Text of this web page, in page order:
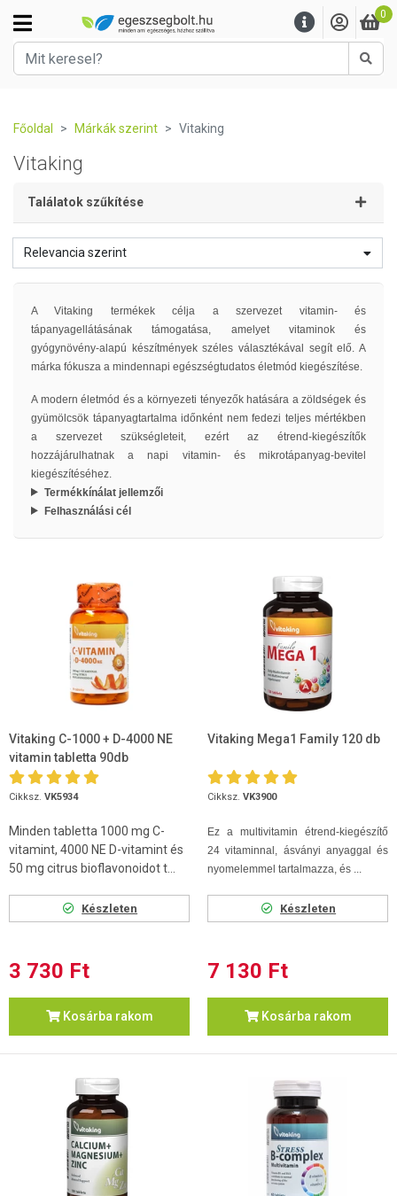
0
Főoldal Márkák szerint Vitaking
Vitaking
Találatok szűkítése
Relevancia szerint
A Vitaking termékek célja a szervezet vitamin- és
tápanyagellátásának támogatása, amelyet vitaminok és
gyógynövény-alapú készítmények széles választékával segít elő. A
márka fókusza a mindennapi egészségtudatos életmód kiegészítése.
A modern életmód és a környezeti tényezők hatására a zöldségek és
gyümölcsök tápanyagtartalma időnként nem fedezi teljes mértékben
a szervezet szükségleteit, ezért az étrend-kiegészítők
hozzájárulhatnak a napi vitamin- és mikrotápanyag-bevitel
kiegészítéséhez.
Termékkínálat jellemzői
Felhasználási cél
Vitaking C-1000 + D-4000 NE
vitamin tabletta 90db
Cikksz. VK5934
Minden tabletta 1000 mg C-
vitamint, 4000 NE D-vitamint és
50 mg citrus bioflavonoidot t...
Készleten
3 730 Ft
Kosárba rakom
Vitaking Mega1 Family 120 db
Cikksz. VK3900
Ez a multivitamin étrend-kiegészítő
24 vitaminnal, ásványi anyaggal és
nyomelemmel tartalmazza, és ...
Készleten
7 130 Ft
Kosárba rakom